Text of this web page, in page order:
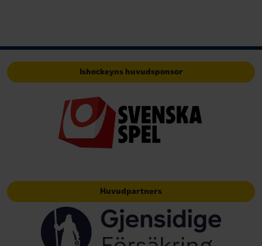
Ishockeyns huvudsponsor
Huvudpartners